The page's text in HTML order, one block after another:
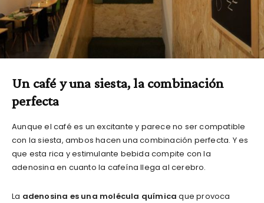
Un café y una siesta, la combinación
perfecta
Aunque el café es un excitante y parece no ser compatible
con la siesta, ambos hacen una combinación perfecta. Y es
que esta rica y estimulante bebida compite con la
adenosina en cuanto la cafeína llega al cerebro.
La adenosina es una molécula química que provoca